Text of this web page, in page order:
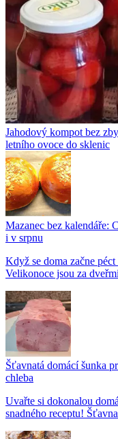
Jahodový kompot bez
letního ovoce do sklenic
Mazanec bez kalendáře:
i v srpnu
Když se doma začne
Velikonoce jsou za
Šťavnatá domácí šunka
chleba
Uvařte si dokonalou
snadného receptu!